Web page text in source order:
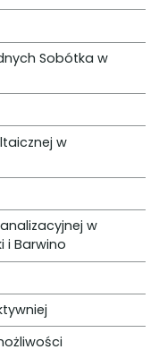
Sobótka w
w
w
i Barwino